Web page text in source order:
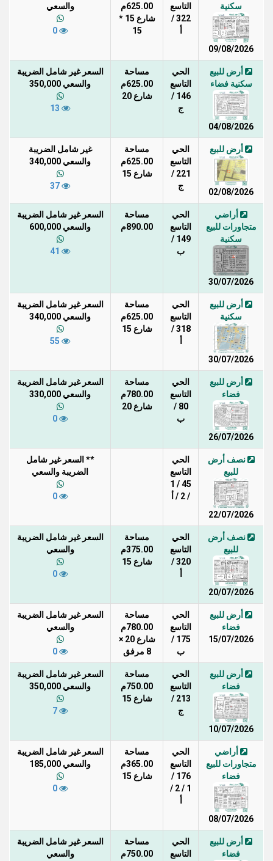
سكنية
09/08/2026
التاسع
322 /
625.00م
شارع 15 *
15
والسعي
أرض للبيع
سكنية فضاء
04/08/2026
الحي
التاسع
146 /
ج
مساحة
625.00م
شارع 20
السعر غير شامل الضريبة
والسعي 350,000
أرض للبيع
02/08/2026
الحي
التاسع
221 /
ج
مساحة
625.00م
شارع 15
غير شامل الضريبة
والسعي 340,000
أراضي
متجاورات للبيع
سكنية
30/07/2026
الحي
التاسع
149 /
ب
مساحة
890.00م
السعر غير شامل الضريبة
والسعي 600,000
أرض للبيع
سكنية
30/07/2026
الحي
التاسع
318 /
مساحة
625.00م
شارع 15
السعر غير شامل الضريبة
والسعي 340,000
أرض للبيع
فضاء
26/07/2026
الحي
التاسع
80 /
ب
مساحة
780.00م
شارع 20
السعر غير شامل الضريبة
والسعي 330,000
نصف أرض
للبيع
22/07/2026
الحي
التاسع
45 / 1
/ 2 / أ
** السعر غير شامل
الضريبة والسعي
نصف أرض
للبيع
20/07/2026
الحي
التاسع
320 /
مساحة
375.00م
شارع 15
السعر غير شامل الضريبة
والسعي
أرض للبيع
فضاء
15/07/2026
الحي
التاسع
175 /
ب
مساحة
780.00م
شارع 20 ×
8 مرفق
السعر غير شامل الضريبة
والسعي
أرض للبيع
فضاء
10/07/2026
الحي
التاسع
213 /
ج
مساحة
750.00م
شارع 15
السعر غير شامل الضريبة
والسعي 350,000
أراضي
متجاورات للبيع
فضاء
08/07/2026
الحي
التاسع
176 /
1 / 2 /
مساحة
365.00م
شارع 15
السعر غير شامل الضريبة
والسعي 185,000
أرض للبيع
فضاء
الحي
التاسع
مساحة
750.00م
السعر غير شامل الضريبة
والسعي